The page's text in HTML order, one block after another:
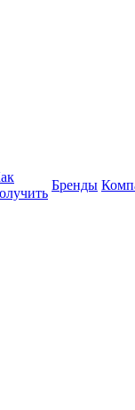
Бренды